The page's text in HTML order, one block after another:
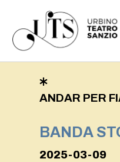
ANDAR PER
BANDA
2025-03-09